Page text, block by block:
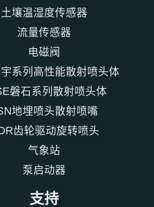
土壤温湿度传感器
流量传感器
电磁阀
系列高性能散射喷头体
磐石系列散射喷头体
地埋喷头散射喷嘴
齿轮驱动旋转喷头
气象站
泵启动器
支持